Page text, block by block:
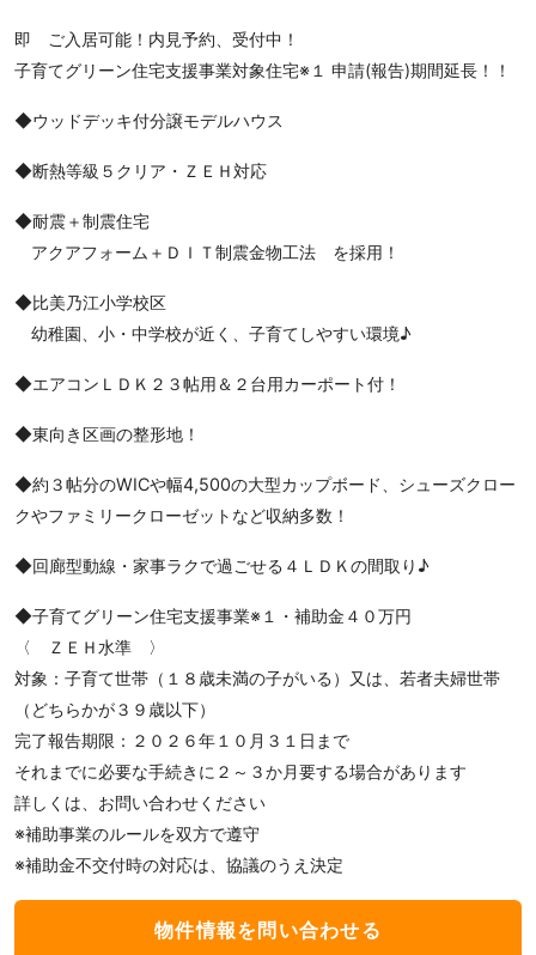
即 ご入居可能！内見予約、受付中！
子育てグリーン住宅支援事業対象住宅※１ 申請(報告)期間延長！！
◆ウッドデッキ付分譲モデルハウス
◆断熱等級５クリア・ＺＥＨ対応
◆耐震＋制震住宅
アクアフォーム＋ＤＩＴ制震金物工法 を採用！
◆比美乃江小学校区
幼稚園、小・中学校が近く、子育てしやすい環境♪
◆エアコンＬＤＫ２３帖用＆２台用カーポート付！
◆東向き区画の整形地！
◆約３帖分のWICや幅4,500の大型カップボード、シューズクロー
クやファミリークローゼットなど収納多数！
◆回廊型動線・家事ラクで過ごせる４ＬＤＫの間取り♪
◆子育てグリーン住宅支援事業※１・補助金４０万円
〈 ＺＥＨ水準 〉
対象：子育て世帯（１８歳未満の子がいる）又は、若者夫婦世帯
（どちらかが３９歳以下）
完了報告期限：２０２６年１０月３１日まで
それまでに必要な手続きに２～３か月要する場合があります
詳しくは、お問い合わせください
※補助事業のルールを双方で遵守
※補助金不交付時の対応は、協議のうえ決定
物件情報を問い合わせる